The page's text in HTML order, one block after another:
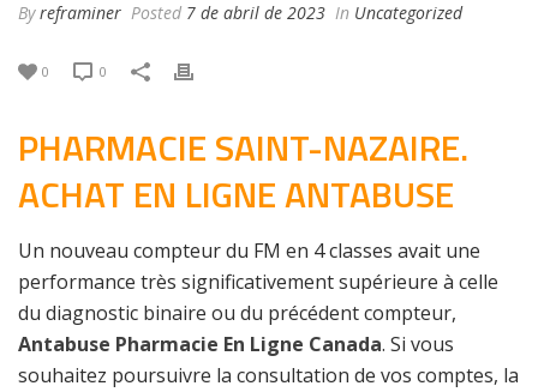
Byreframiner Posted 7 de abril de 2023 In Uncategorized
0 0
PHARMACIE SAINT-NAZAIRE.
ACHAT EN LIGNE ANTABUSE
Un nouveau compteur du FM en 4 classes avait une
performance très significativement supérieure à celle
du diagnostic binaire ou du précédent compteur,
Antabuse Pharmacie En Ligne Canada. Si vous
souhaitez poursuivre la consultation de vos comptes, la